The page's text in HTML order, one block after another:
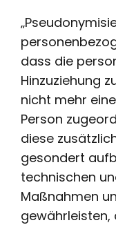
dass die
Hinzuziehung
nicht mehr
Person
diese
gesondert
technischen
Maßnahmen
gewährleisten,